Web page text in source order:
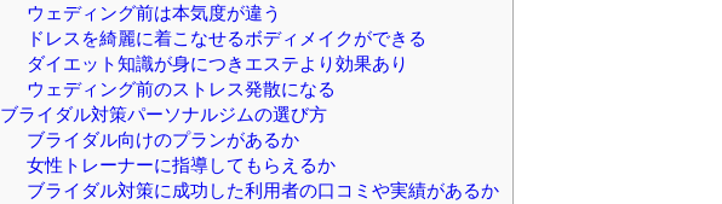
ウェディング前は本気度が違う
ドレスを綺麗に着こなせるボディメイクができる
ダイエット知識が身につきエステより効果あり
ウェディング前のストレス発散になる
ブライダル対策パーソナルジムの選び方
ブライダル向けのプランがあるか
女性トレーナーに指導してもらえるか
ブライダル対策に成功した利用者の口コミや実績があるか